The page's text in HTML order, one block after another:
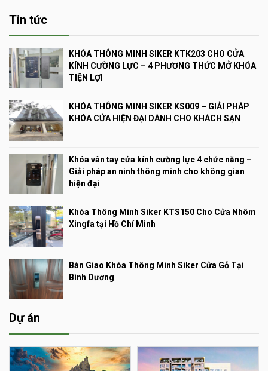
Tin tức
KHÓA THÔNG MINH SIKER KTK203 CHO CỬA
KÍNH CƯỜNG LỰC – 4 PHƯƠNG THỨC MỞ KHÓA
TIỆN LỢI
KHÓA THÔNG MINH SIKER KS009 – GIẢI PHÁP
KHÓA CỬA HIỆN ĐẠI DÀNH CHO KHÁCH SẠN
Khóa vân tay cửa kính cường lực 4 chức năng –
Giải pháp an ninh thông minh cho không gian
hiện đại
Khóa Thông Minh Siker KTS150 Cho Cửa Nhôm
Xingfa tại Hồ Chí Minh
Bàn Giao Khóa Thông Minh Siker Cửa Gỗ Tại
Bình Dương
Dự án